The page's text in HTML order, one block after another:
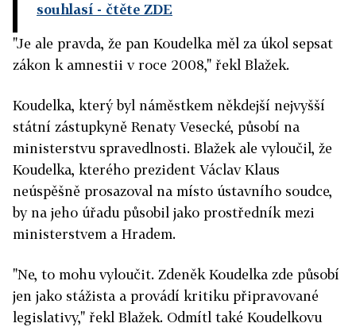
souhlasí - čtěte ZDE
"Je ale pravda, že pan Koudelka měl za úkol sepsat
zákon k amnestii v roce 2008," řekl Blažek.
Koudelka, který byl náměstkem někdejší nejvyšší
státní zástupkyně Renaty Vesecké, působí na
ministerstvu spravedlnosti. Blažek ale vyloučil, že
Koudelka, kterého prezident Václav Klaus
neúspěšně prosazoval na místo ústavního soudce,
by na jeho úřadu působil jako prostředník mezi
ministerstvem a Hradem.
"Ne, to mohu vyloučit. Zdeněk Koudelka zde působí
jen jako stážista a provádí kritiku připravované
legislativy," řekl Blažek. Odmítl také Koudelkovu